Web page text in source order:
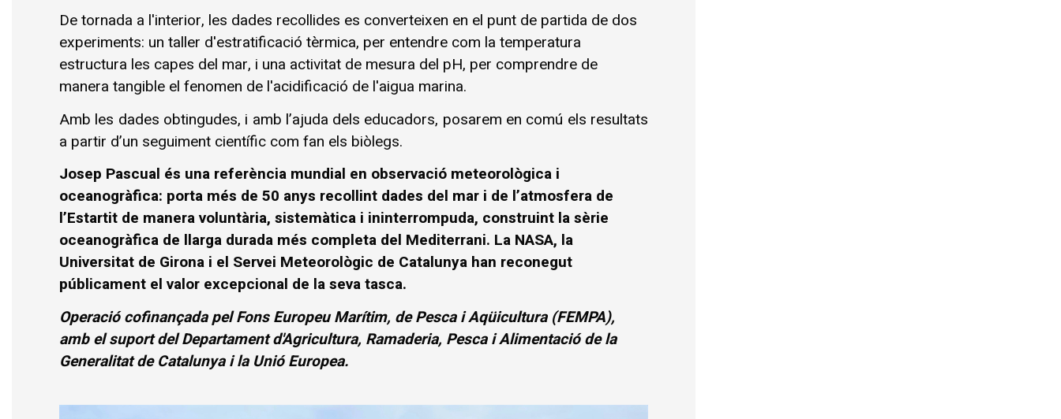
De tornada a l'interior, les dades recollides es converteixen en el punt de partida de dos
experiments: un taller d'estratificació tèrmica, per entendre com la temperatura
estructura les capes del mar, i una activitat de mesura del pH, per comprendre de
manera tangible el fenomen de l'acidificació de l'aigua marina.
Amb les dades obtingudes, i amb l’ajuda dels educadors, posarem en comú els resultats
a partir d’un seguiment científic com fan els biòlegs.
Josep Pascual és una referència mundial en observació meteorològica i
oceanogràfica: porta més de 50 anys recollint dades del mar i de l’atmosfera de
l’Estartit de manera voluntària, sistemàtica i ininterrompuda, construint la sèrie
oceanogràfica de llarga durada més completa del Mediterrani. La NASA, la
Universitat de Girona i el Servei Meteorològic de Catalunya han reconegut
públicament el valor excepcional de la seva tasca.
Operació cofinançada pel Fons Europeu Marítim, de Pesca i Aqüicultura (FEMPA),
amb el suport del Departament d'Agricultura, Ramaderia, Pesca i Alimentació de la
Generalitat de Catalunya i la Unió Europea.